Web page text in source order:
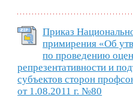
Приказ
примирения «Об
по проведению
репрезентативности и
субъектов сторон
от 1.08.2011 г. №80